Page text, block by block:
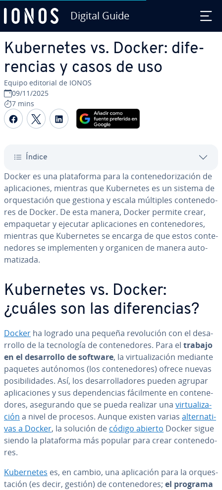
Digital Guide
Ku­be­r­ne­tes vs. Docker: di­fe­
re­n­cias y casos de uso
Equipo editorial de IONOS
09/11/2025
7 mins
Compartir Facebook
Compartir Twitter
Compartir LinkedIn
Índice
Docker es una pla­ta­fo­r­ma para la co­n­te­ne­do­ri­za­ción de
apli­ca­cio­nes, mientras que Ku­be­r­ne­tes es un sistema de
or­que­s­ta­ción que gestiona y escala múltiples co­n­te­ne­do­
res de Docker. De esta manera, Docker permite crear,
em­pa­que­tar y ejecutar apli­ca­cio­nes en co­n­te­ne­do­res,
mientras que Ku­be­r­ne­tes se encarga de que estos co­n­te­
ne­do­res se im­ple­me­n­ten y organicen de manera au­to­
ma­ti­za­da.
Ku­be­r­ne­tes vs. Docker:
¿cuáles son las di­fe­re­n­cias?
Docker ha logrado una pequeña re­vo­lu­ción con el de­sa­
rro­llo de la te­c­no­lo­gía de co­n­te­ne­do­res. Para el trabajo
en el de­sa­rro­llo de software, la vi­r­tua­li­za­ción mediante
paquetes autónomos (los co­n­te­ne­do­res) ofrece nuevas
po­si­bi­li­da­des. Así, los de­sa­rro­lla­do­res pueden agrupar
apli­ca­cio­nes y sus de­pe­n­de­n­cias fá­ci­l­me­n­te en co­n­te­ne­
do­res, ase­gu­ra­n­do que se pueda realizar una vi­r­tua­li­za­
ción a nivel de procesos. Aunque existen varias al­te­r­na­ti­
vas a Docker, la solución de código abierto Docker sigue
siendo la pla­ta­fo­r­ma más popular para crear co­n­te­ne­do­
res.
Ku­be­r­ne­tes es, en cambio, una apli­ca­ción para la or­que­s­
ta­ción (es decir, gestión) de co­n­te­ne­do­res; el programa